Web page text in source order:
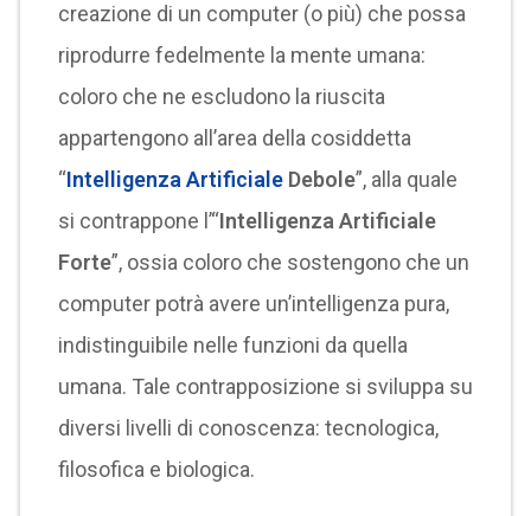
creazione di un computer (o più) che possa
riprodurre fedelmente la mente umana:
coloro che ne escludono la riuscita
appartengono all’area della cosiddetta
“Intelligenza ArtificialeDebole”, alla quale
si contrappone l’“Intelligenza Artificiale
Forte”, ossia coloro che sostengono che un
computer potrà avere un’intelligenza pura,
indistinguibile nelle funzioni da quella
umana. Tale contrapposizione si sviluppa su
diversi livelli di conoscenza: tecnologica,
filosofica e biologica.